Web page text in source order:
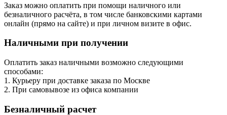
Заказ можно оплатить при помощи наличного или
безналичного расчёта, в том числе банковскими картами
онлайн (прямо на сайте) и при личном визите в офис.
Наличными при получении
Оплатить заказ наличными возможно следующими
способами:
1. Курьеру при доставке заказа по Москве
2. При самовывозе из офиса компании
Безналичный расчет